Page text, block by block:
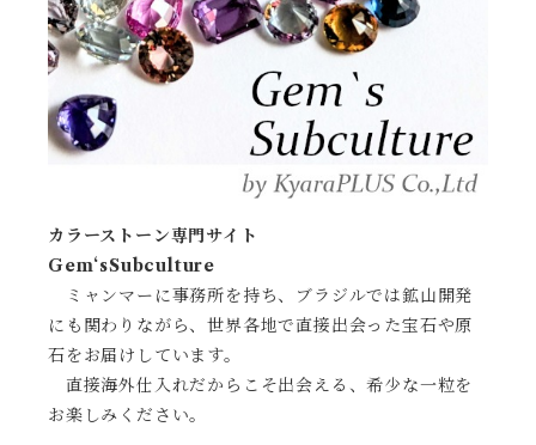
カラーストーン専門サイト
Gem‘sSubculture
ミャンマーに事務所を持ち、ブラジルでは鉱山開発
にも関わりながら、世界各地で直接出会った宝石や原
石をお届けしています。
直接海外仕入れだからこそ出会える、希少な一粒を
お楽しみください。